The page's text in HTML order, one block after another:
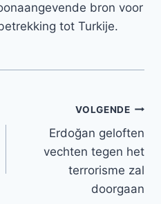
bron voor
tot Turkije.
VOLGENDE
Erdoğan geloften
vechten tegen het
terrorisme zal
doorgaan